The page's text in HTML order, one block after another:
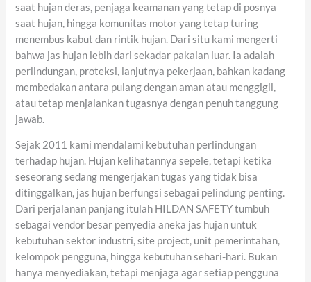
saat hujan deras, penjaga keamanan yang tetap di posnya
saat hujan, hingga komunitas motor yang tetap turing
menembus kabut dan rintik hujan. Dari situ kami mengerti
bahwa jas hujan lebih dari sekadar pakaian luar. Ia adalah
perlindungan, proteksi, lanjutnya pekerjaan, bahkan kadang
membedakan antara pulang dengan aman atau menggigil,
atau tetap menjalankan tugasnya dengan penuh tanggung
jawab.
Sejak 2011 kami mendalami kebutuhan perlindungan
terhadap hujan. Hujan kelihatannya sepele, tetapi ketika
seseorang sedang mengerjakan tugas yang tidak bisa
ditinggalkan, jas hujan berfungsi sebagai pelindung penting.
Dari perjalanan panjang itulah HILDAN SAFETY tumbuh
sebagai vendor besar penyedia aneka jas hujan untuk
kebutuhan sektor industri, site project, unit pemerintahan,
kelompok pengguna, hingga kebutuhan sehari-hari. Bukan
hanya menyediakan, tetapi menjaga agar setiap pengguna